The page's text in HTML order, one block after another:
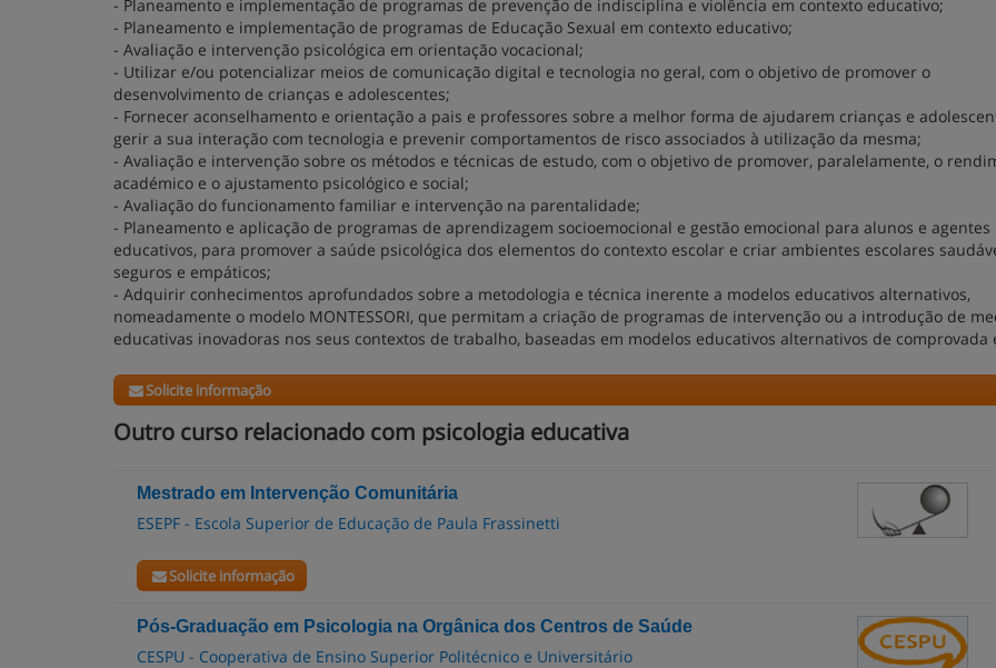
- Planeamento e implementação de programas de prevenção de indisciplina e violência em contexto educativo;
- Planeamento e implementação de programas de Educação Sexual em contexto educativo;
- Avaliação e intervenção psicológica em orientação vocacional;
- Utilizar e/ou potencializar meios de comunicação digital e tecnologia no geral, com o objetivo de promover o
desenvolvimento de crianças e adolescentes;
- Fornecer aconselhamento e orientação a pais e professores sobre a melhor forma de ajudarem crianças e
gerir a sua interação com tecnologia e prevenir comportamentos de risco associados à utilização da mesma;
- Avaliação e intervenção sobre os métodos e técnicas de estudo, com o objetivo de promover, paralelamente, o
académico e o ajustamento psicológico e social;
- Avaliação do funcionamento familiar e intervenção na parentalidade;
- Planeamento e aplicação de programas de aprendizagem socioemocional e gestão emocional para alunos e agentes
educativos, para promover a saúde psicológica dos elementos do contexto escolar e criar ambientes escolares
seguros e empáticos;
- Adquirir conhecimentos aprofundados sobre a metodologia e técnica inerente a modelos educativos alternativos,
nomeadamente o modelo MONTESSORI, que permitam a criação de programas de intervenção ou a introdução de
educativas inovadoras nos seus contextos de trabalho, baseadas em modelos educativos alternativos de comprovada
Solicite informação
Outro curso relacionado com psicologia educativa
Mestrado em Intervenção Comunitária
ESEPF - Escola Superior de Educação de Paula Frassinetti
Solicite informação
Pós-Graduação em Psicologia na Orgânica dos Centros de Saúde
CESPU - Cooperativa de Ensino Superior Politécnico e Universitário